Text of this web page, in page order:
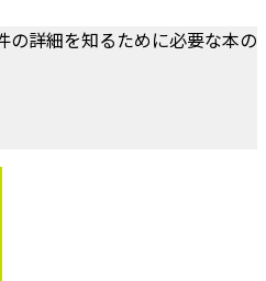
の詳細を知るために必要な本の